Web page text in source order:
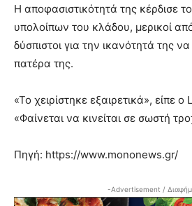
Η αποφασιστικότητά της κέρδισε
υπολοίπων του κλάδου, μερικοί
δύσπιστοι για την ικανότητά της
πατέρα της.
«Το χειρίστηκε εξαιρετικά», είπε ο
«Φαίνεται να κινείται σε σωστή
Πηγή: https://www.mononews.gr/
-Advertisement /